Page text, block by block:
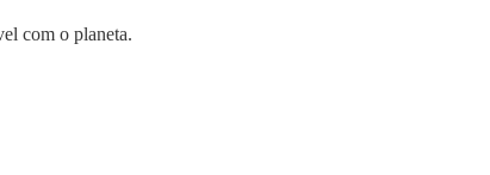
com o planeta.